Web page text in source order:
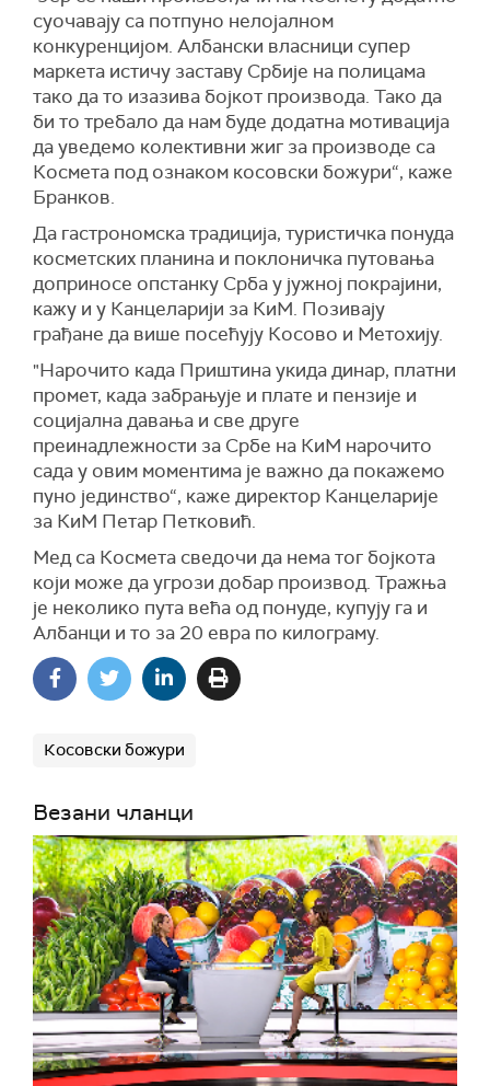
суочавају са потпуно нелојалном
конкуренцијом. Албански власници супер
маркета истичу заставу Србије на полицама
тако да то изазива бојкот производа. Тако да
би то требало да нам буде додатна мотивација
да уведемо колективни жиг за производе са
Космета под ознаком косовски божури“, каже
Бранков.
Да гастрономска традиција, туристичка понуда
косметских планина и поклоничка путовања
доприносе опстанку Срба у јужној покрајини,
кажу и у Канцеларији за КиМ. Позивају
грађане да више посећују Косово и Метохију.
"Нарочито када Приштина укида динар, платни
промет, када забрањује и плате и пензије и
социјална давања и све друге
преинадлежности за Србе на КиМ нарочито
сада у овим моментима је важно да покажемо
пуно јединство“, каже директор Канцеларије
за КиМ Петар Петковић.
Мед са Космета сведочи да нема тог бојкота
који може да угрози добар производ. Тражња
је неколико пута већа од понуде, купују га и
Албанци и то за 20 евра по килограму.
Косовски божури
Везани чланци